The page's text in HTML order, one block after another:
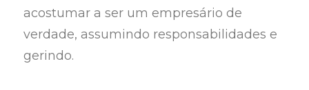
acostumar a ser um empresário de
verdade, assumindo responsabilidades e
gerindo.